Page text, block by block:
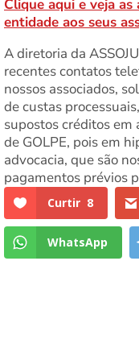
Clique aqui e veja
entidade aos seus
A diretoria da
recentes contatos
nossos associados,
de custas
supostos créditos
de GOLPE, pois em
advocacia, que são
pagamentos prévios
Curtir 8
WhatsApp